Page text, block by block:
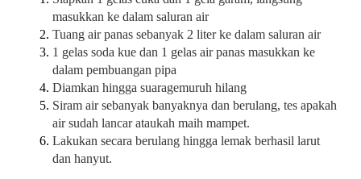
masukkan ke dalam saluran air
Tuang air panas sebanyak 2 liter ke dalam saluran air
1 gelas soda kue dan 1 gelas air panas masukkan ke
dalam pembuangan pipa
Diamkan hingga suaragemuruh hilang
Siram air sebanyak banyaknya dan berulang, tes apakah
air sudah lancar ataukah maih mampet.
Lakukan secara berulang hingga lemak berhasil larut
dan hanyut.